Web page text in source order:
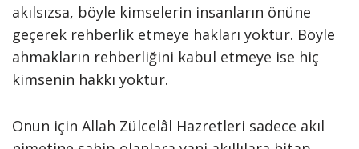
akılsızsa, böyle kimselerin insanların önüne
geçerek rehberlik etmeye hakları yoktur. Böyle
ahmakların rehberliğini kabul etmeye ise hiç
kimsenin hakkı yoktur.
Onun için Allah Zülcelâl Hazretleri sadece akıl